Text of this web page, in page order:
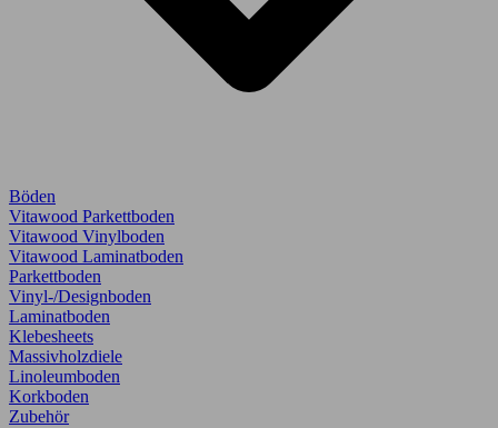
Böden
Vitawood Parkettboden
Vitawood Vinylboden
Vitawood Laminatboden
Parkettboden
Vinyl-/Designboden
Laminatboden
Klebesheets
Massivholzdiele
Linoleumboden
Korkboden
Zubehör